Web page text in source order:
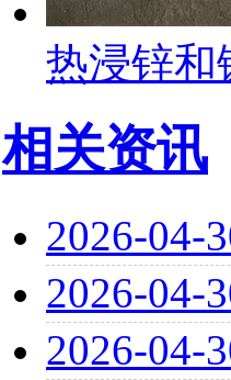
热浸锌和
相关资讯
2026-04-
2026-04-
2026-04-